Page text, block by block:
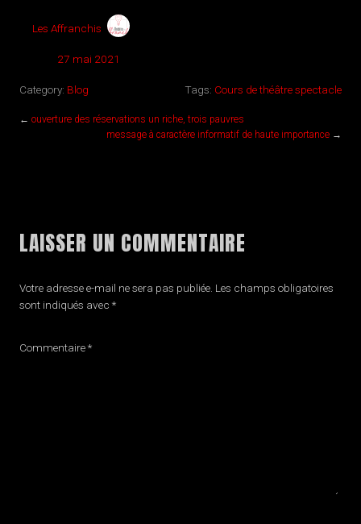
Les Affranchis
27 mai 2021
Category: Blog Tags: Cours de théâtre spectacle
← ouverture des réservations un riche, trois pauvres
message à caractère informatif de haute importance →
LAISSER UN COMMENTAIRE
Votre adresse e-mail ne sera pas publiée. Les champs obligatoires
sont indiqués avec *
Commentaire*